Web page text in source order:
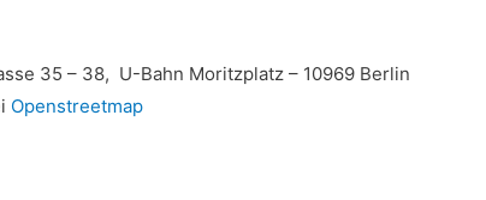
35 – 38, U-Bahn Moritzplatz – 10969 Berlin
Openstreetmap